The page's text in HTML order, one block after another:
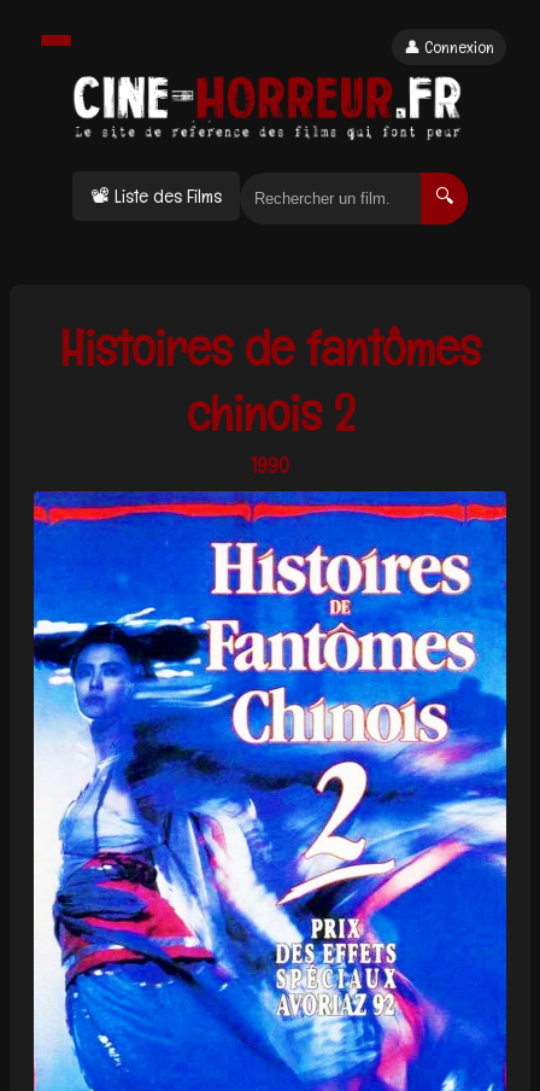
📽 Liste des Films 🔍
👤 Connexion
Histoires de fantômes
chinois 2
1990